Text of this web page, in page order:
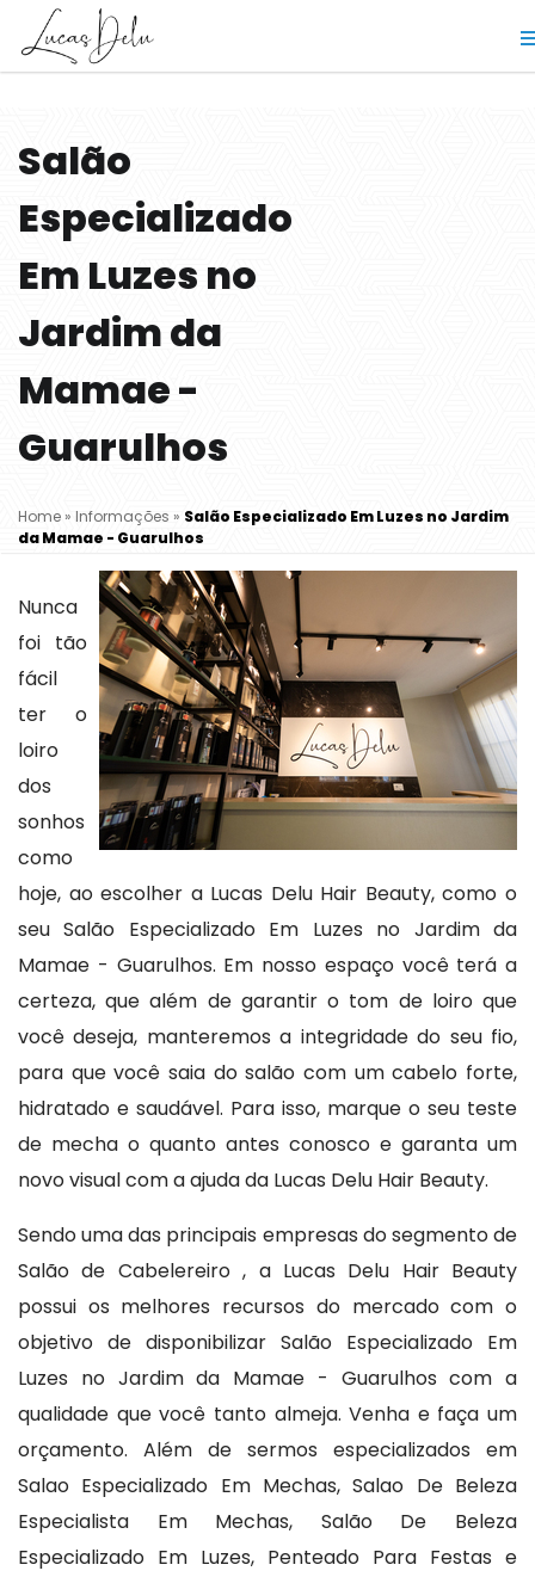
Salão
Especializado
Em Luzes no
Jardim da
Mamae -
Guarulhos
Home» Informações » Salão Especializado Em Luzes no Jardim
da Mamae - Guarulhos
Nunca
foi tão
fácil
ter o
loiro
dos
sonhos
como
hoje, ao escolher a Lucas Delu Hair Beauty, como o
seu Salão Especializado Em Luzes no Jardim da
Mamae - Guarulhos. Em nosso espaço você terá a
certeza, que além de garantir o tom de loiro que
você deseja, manteremos a integridade do seu fio,
para que você saia do salão com um cabelo forte,
hidratado e saudável. Para isso, marque o seu teste
de mecha o quanto antes conosco e garanta um
novo visual com a ajuda da Lucas Delu Hair Beauty.
Sendo uma das principais empresas do segmento de
Salão de Cabelereiro , a Lucas Delu Hair Beauty
possui os melhores recursos do mercado com o
objetivo de disponibilizar Salão Especializado Em
Luzes no Jardim da Mamae - Guarulhos com a
qualidade que você tanto almeja. Venha e faça um
orçamento. Além de sermos especializados em
Salao Especializado Em Mechas, Salao De Beleza
Especialista Em Mechas, Salão De Beleza
Especializado Em Luzes, Penteado Para Festas e